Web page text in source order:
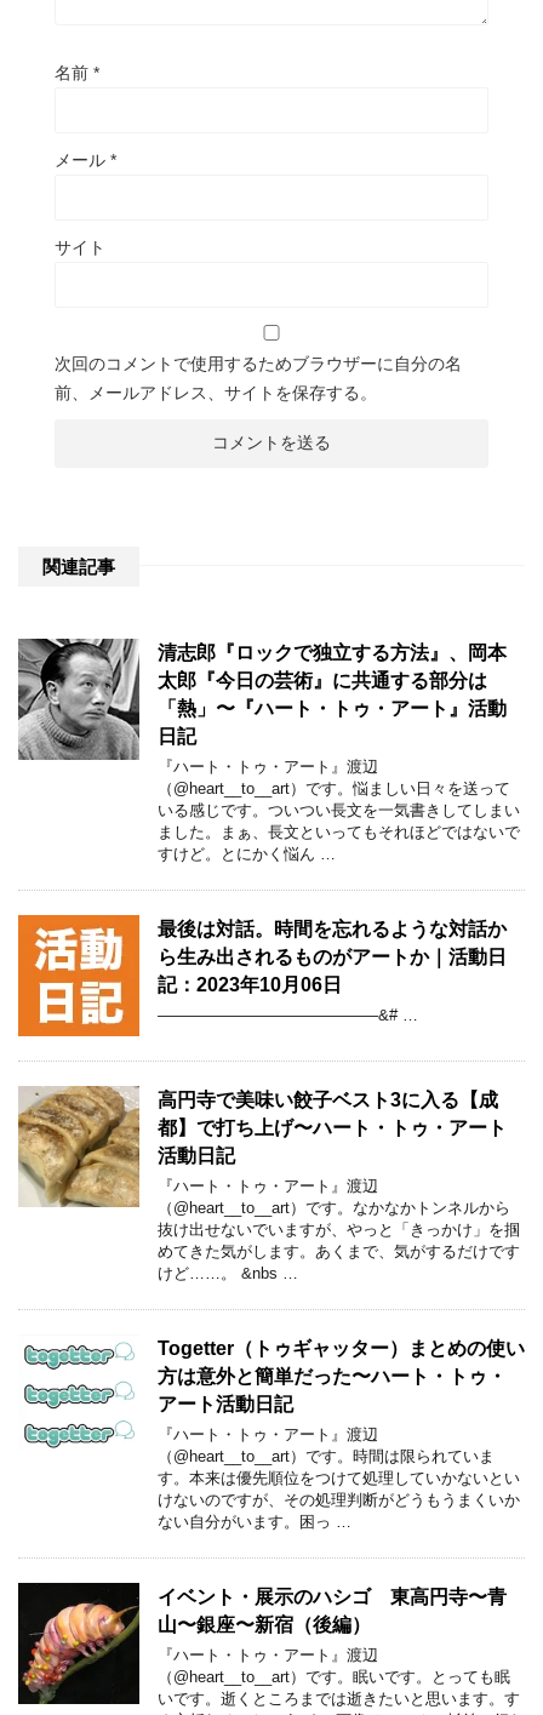
名前 *
メール *
サイト
次回のコメントで使用するためブラウザーに自分の名
前、メールアドレス、サイトを保存する。
関連記事
清志郎『ロックで独立する方法』、岡本
太郎『今日の芸術』に共通する部分は
「熱」〜『ハート・トゥ・アート』活動
日記
『ハート・トゥ・アート』渡辺
（@heart__to__art）です。悩ましい日々を送って
いる感じです。ついつい長文を一気書きしてしまい
ました。まぁ、長文といってもそれほどではないで
すけど。とにかく悩ん …
最後は対話。時間を忘れるような対話か
ら生み出されるものがアートか｜活動日
記：2023年10月06日
——————————————&# …
高円寺で美味い餃子ベスト3に入る【成
都】で打ち上げ〜ハート・トゥ・アート
活動日記
『ハート・トゥ・アート』渡辺
（@heart__to__art）です。なかなかトンネルから
抜け出せないでいますが、やっと「きっかけ」を掴
めてきた気がします。あくまで、気がするだけです
けど……。 &nbs …
Togetter（トゥギャッター）まとめの使い
方は意外と簡単だった〜ハート・トゥ・
アート活動日記
『ハート・トゥ・アート』渡辺
（@heart__to__art）です。時間は限られていま
す。本来は優先順位をつけて処理していかないとい
けないのですが、その処理判断がどうもうまくいか
ない自分がいます。困っ …
イベント・展示のハシゴ 東高円寺〜青
山〜銀座〜新宿（後編）
『ハート・トゥ・アート』渡辺
（@heart__to__art）です。眠いです。とっても眠
いです。逝くところまでは逝きたいと思います。す